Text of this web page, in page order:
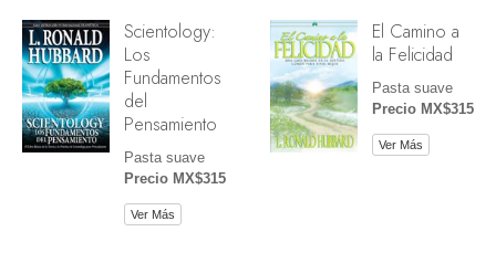
Scientology:
Los
Fundamentos
del
Pensamiento
Pasta suave
Precio MX$315
Ver Más
El Camino a
la Felicidad
Pasta suave
Precio MX$315
Ver Más